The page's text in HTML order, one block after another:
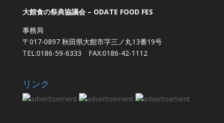
大館食の祭典協議会 – ODATE FOOD FES
事務局
〒017-0897 秋田県大館市字三ノ丸13番19号
TEL:0186-59-6333 FAX:0186-42-1112
リンク